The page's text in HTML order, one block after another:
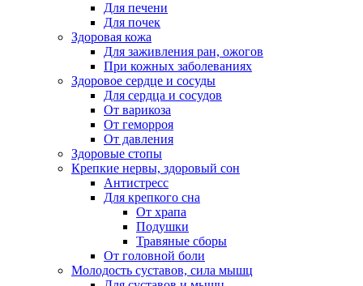
Для печени
Для почек
Здоровая кожа
Для заживления ран, ожогов
При кожных заболеваниях
Здоровое сердце и сосуды
Для сердца и сосудов
От варикоза
От геморроя
От давления
Здоровые стопы
Крепкие нервы, здоровый сон
Антистресс
Для крепкого сна
От храпа
Подушки
Травяные сборы
От головной боли
Молодость суставов, сила мышц